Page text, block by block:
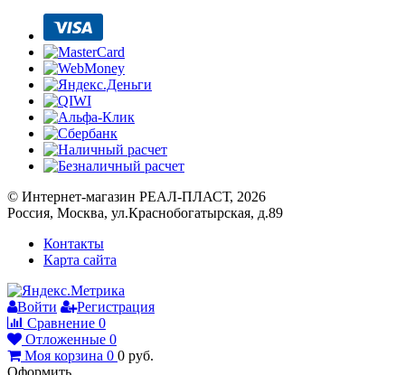
© Интернет-магазин РЕАЛ-ПЛАСТ, 2026
Россия, Москва, ул.Краснобогатырская, д.89
Контакты
Карта сайта
Войти
Регистрация
Сравнение 0
Отложенные 0
Моя корзина 0 0 руб.